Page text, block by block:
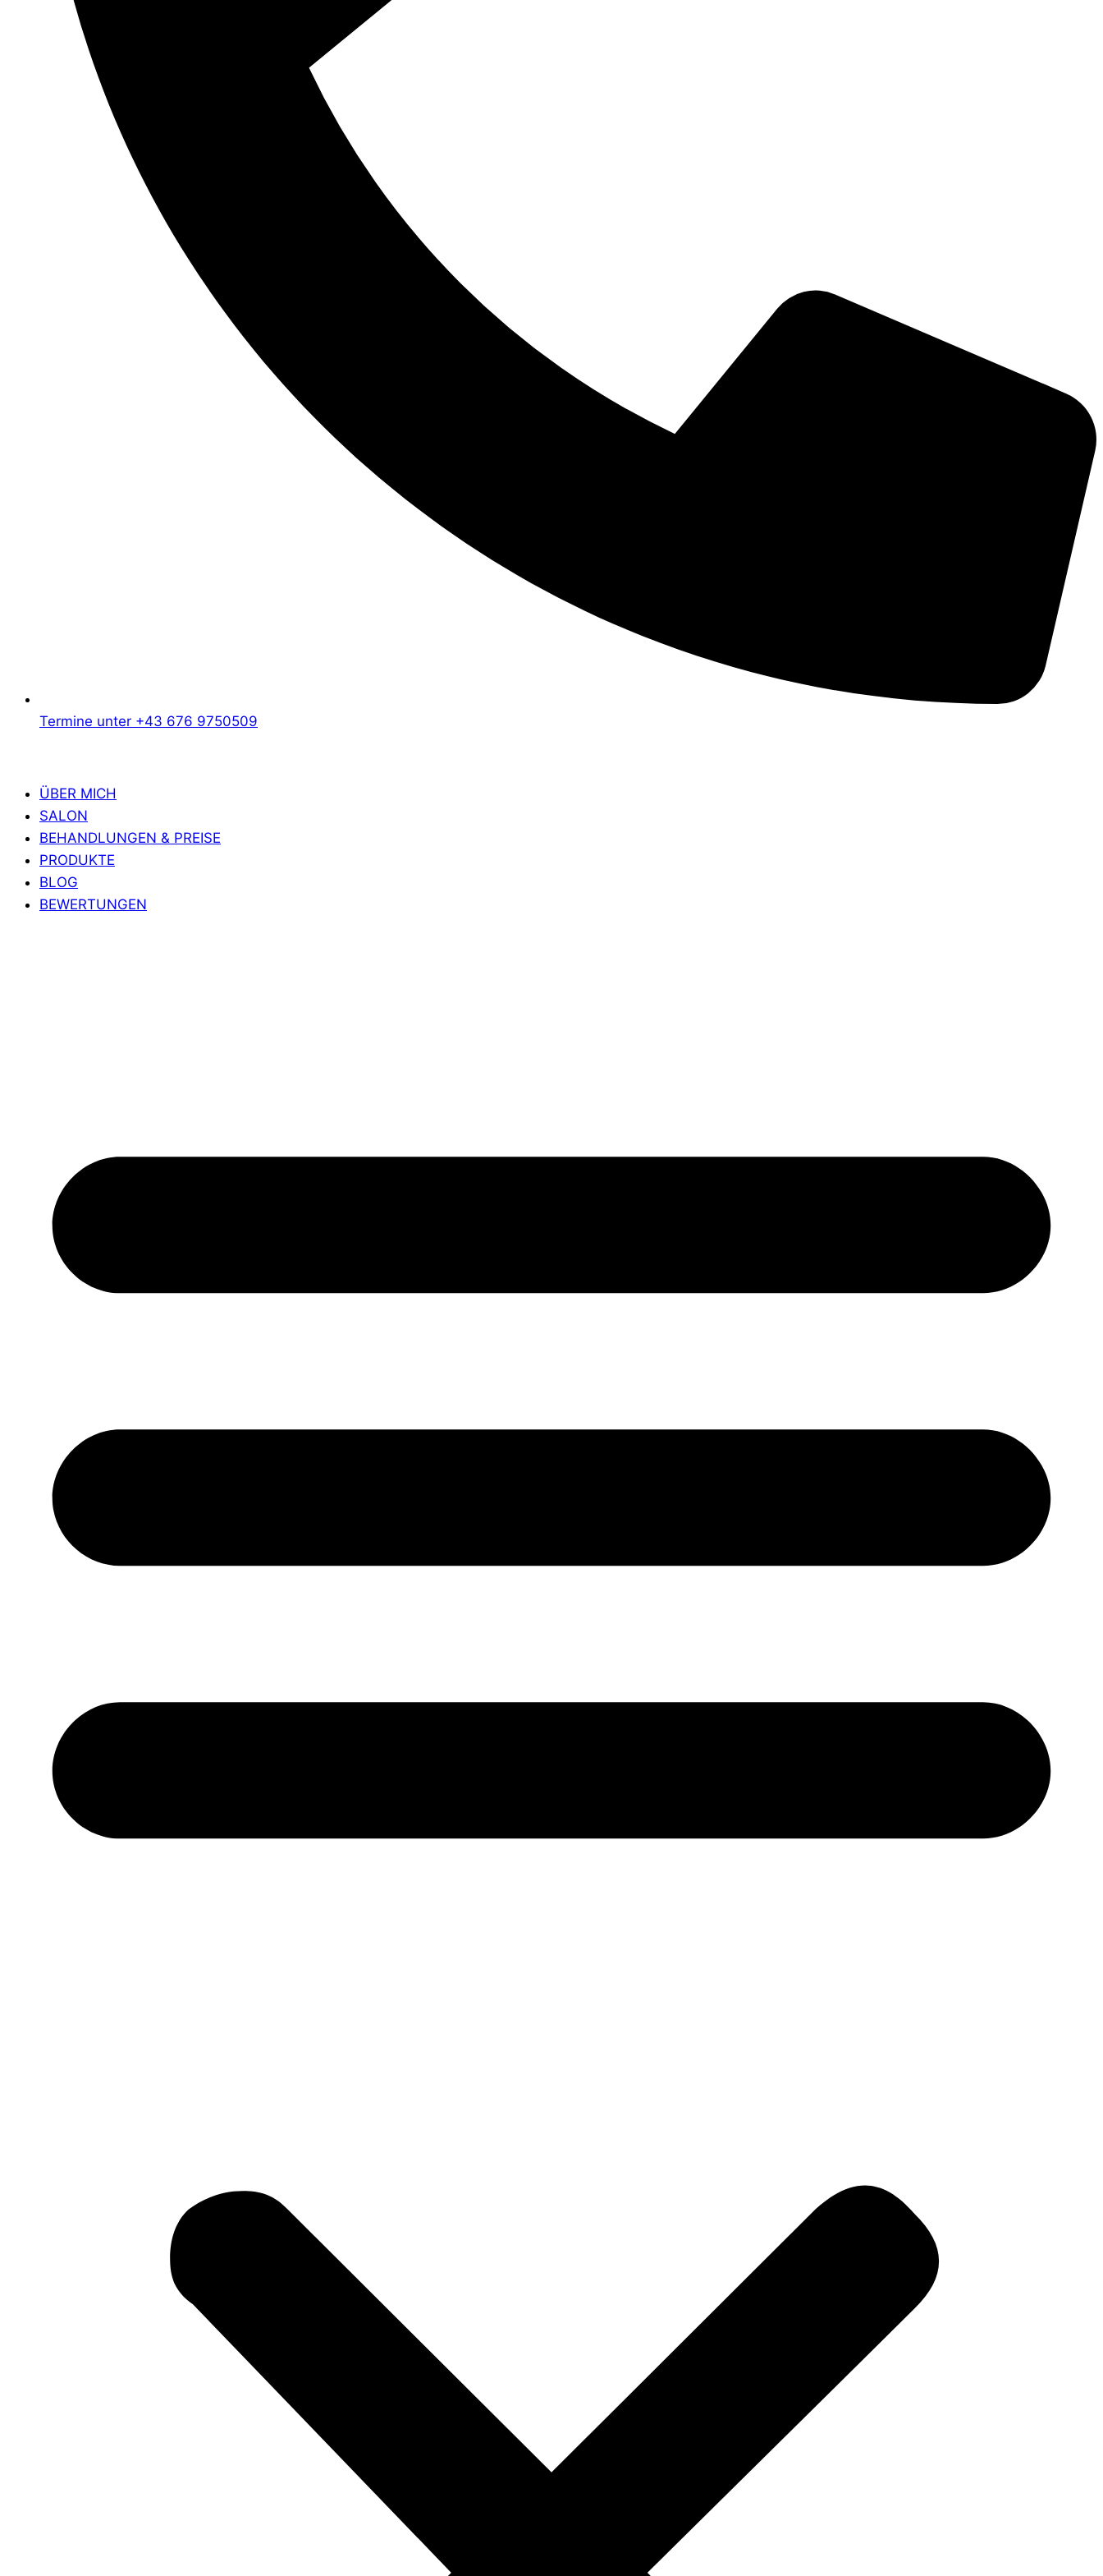
Termine unter +43 676 9750509
ÜBER MICH
SALON
BEHANDLUNGEN & PREISE
PRODUKTE
BLOG
BEWERTUNGEN